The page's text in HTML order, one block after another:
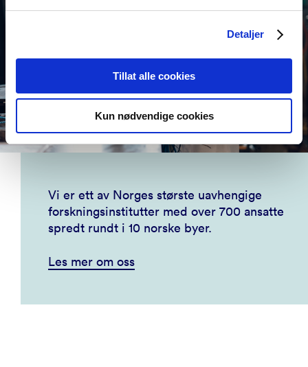
Detaljer
Tillat alle cookies
Kun nødvendige cookies
Vi er ett av Norges største uavhengige
forskningsinstitutter med over 700 ansatte
spredt rundt i 10 norske byer.
Les mer om oss